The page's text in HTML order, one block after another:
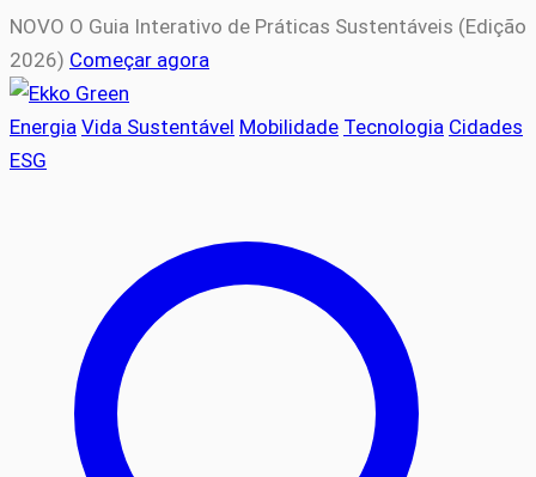
NOVO O Guia Interativo de Práticas Sustentáveis (Edição
2026) Começar agora
Energia Vida Sustentável Mobilidade Tecnologia Cidades
ESG